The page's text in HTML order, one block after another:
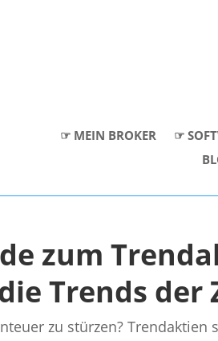
☞ MEIN BROKER ☞
zum
Trends der
zu stürzen? Trendaktien